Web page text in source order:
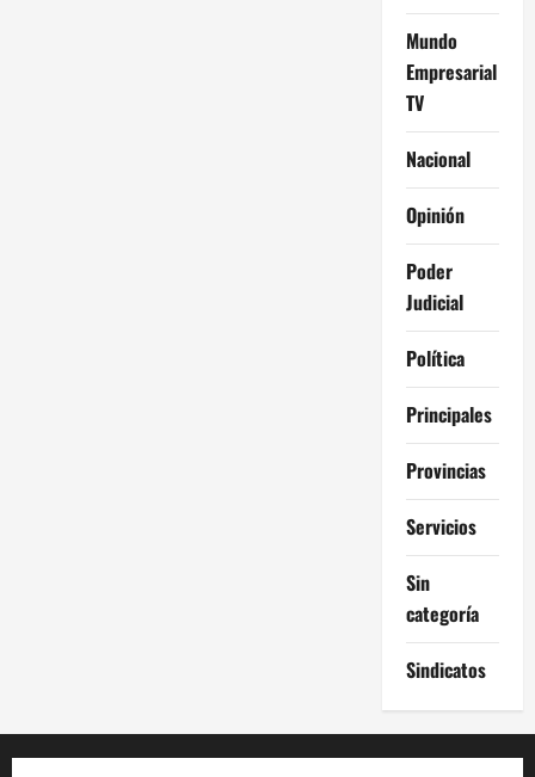
Mundo
Empresarial
TV
Nacional
Opinión
Poder
Judicial
Política
Principales
Provincias
Servicios
Sin
categoría
Sindicatos